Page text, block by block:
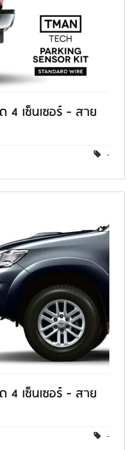
4 เซ็นเซอร์ - สาย
-
4 เซ็นเซอร์ - สาย
-